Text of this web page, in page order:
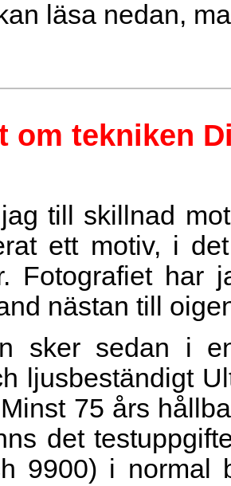
läsa nedan,
om tekniken
till skillnad
ett motiv, i
Fotografiet har
nästan till
sker sedan i
ljusbeständigt
75 års
det
9900) i normal